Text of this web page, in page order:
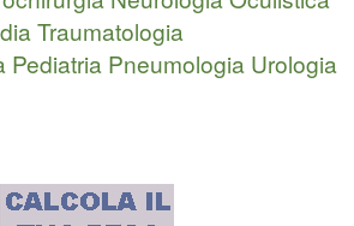
Traumatologia
Pediatria Pneumologia Urologia